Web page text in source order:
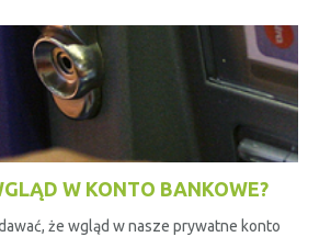
W KONTO BANKOWE?
że wgląd w nasze prywatne konto